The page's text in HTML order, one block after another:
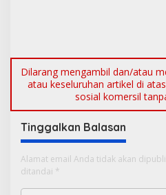
Dilarang mengambil dan/atau
atau keseluruhan artikel di
sosial komersil
Tinggalkan Balasan
Alamat email Anda tidak akan
ditandai *